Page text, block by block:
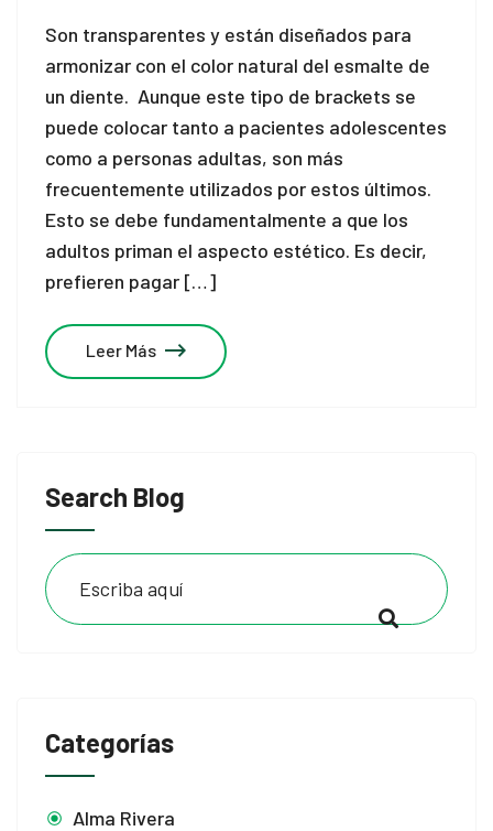
Search Blog
Categorías
Alma Rivera
Son transparentes y están diseñados para
armonizar con el color natural del esmalte de
un diente. Aunque este tipo de brackets se
puede colocar tanto a pacientes adolescentes
como a personas adultas, son más
frecuentemente utilizados por estos últimos.
Esto se debe fundamentalmente a que los
adultos priman el aspecto estético. Es decir,
prefieren pagar […]
Leer Más